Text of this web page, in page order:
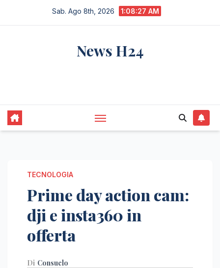
Sab. Ago 8th, 2026 1:08:28 AM
News H24
TECNOLOGIA
Prime day action cam:
dji e insta360 in
offerta
Di Consuelo